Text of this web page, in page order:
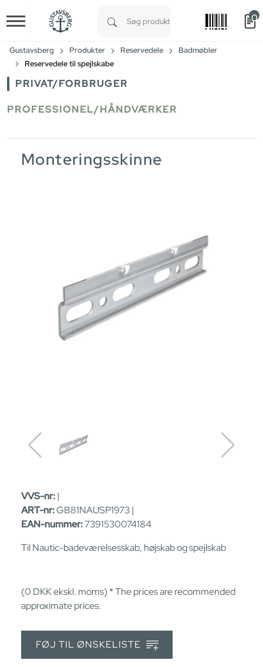
Skip to main content
0
Gustavsberg Produkter Reservedele
Badmøbler
Reservedele til spejlskabe
PRIVAT/FORBRUGER
PROFESSIONEL/HÅNDVÆRKER
Monteringsskinne
VVS-nr:|
ART-nr:GB81NAUSP1973 |
EAN-nummer:7391530074184
Til Nautic-badeværelsesskab, højskab og spejlskab
(0 DKKekskl. moms) * The prices are recommended
approximate prices.
FØJ TIL ØNSKELISTE